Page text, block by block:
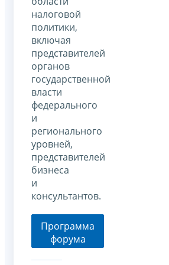
налоговой
политики,
включая
представителей
органов
государственной
власти
федерального
и
регионального
уровней,
представителей
бизнеса
и
консультантов.
Программа
форума